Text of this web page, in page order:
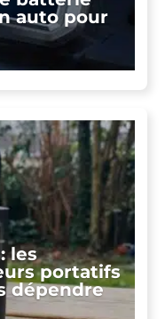
auto pour
les
portatifs
dépendre